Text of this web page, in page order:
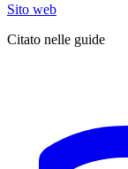
Sito web
Citato nelle guide